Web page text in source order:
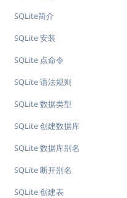
SQLite简介
SQLite 安装
SQLite 点命令
SQLite 语法规则
SQLite 数据类型
SQLite 创建数据库
SQLite 数据库别名
SQLite 断开别名
SQLite 创建表